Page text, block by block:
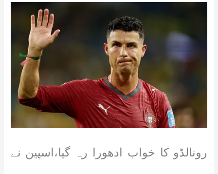
رونالڈو کا خواب ادھورا رہ گیا،اسپین نے